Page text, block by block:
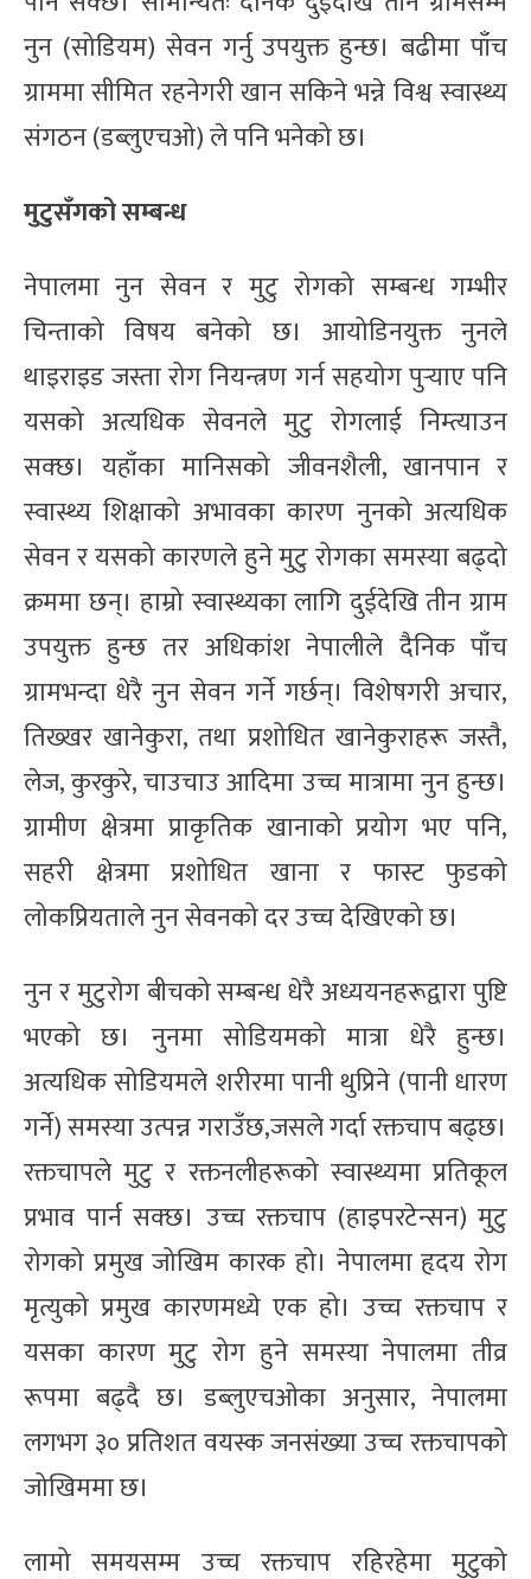
नुन (सोडियम) सेवन गर्नु उपयुक्त हुन्छ। बढीमा पाँच
ग्राममा सीमित रहनेगरी खान सकिने भन्ने विश्व स्वास्थ्य
संगठन (डब्लुएचओ) ले पनि भनेको छ।
मुटुसँगको सम्बन्ध
नेपालमा नुन सेवन र मुटु रोगको सम्बन्ध गम्भीर
चिन्ताको विषय बनेको छ। आयोडिनयुक्त नुनले
थाइराइड जस्ता रोग नियन्त्रण गर्न सहयोग पुर्‍याए पनि
यसको अत्यधिक सेवनले मुटु रोगलाई निम्त्याउन
सक्छ। यहाँका मानिसको जीवनशैली, खानपान र
स्वास्थ्य शिक्षाको अभावका कारण नुनको अत्यधिक
सेवन र यसको कारणले हुने मुटु रोगका समस्या बढ्दो
क्रममा छन्। हाम्रो स्वास्थ्यका लागि दुईदेखि तीन ग्राम
उपयुक्त हुन्छ तर अधिकांश नेपालीले दैनिक पाँच
ग्रामभन्दा धेरै नुन सेवन गर्ने गर्छन्। विशेषगरी अचार,
तिख्खर खानेकुरा, तथा प्रशोधित खानेकुराहरू जस्तै,
लेज, कुरकुरे, चाउचाउ आदिमा उच्च मात्रामा नुन हुन्छ।
ग्रामीण क्षेत्रमा प्राकृतिक खानाको प्रयोग भए पनि,
सहरी क्षेत्रमा प्रशोधित खाना र फास्ट फुडको
लोकप्रियताले नुन सेवनको दर उच्च देखिएको छ।
नुन र मुटुरोग बीचको सम्बन्ध धेरै अध्ययनहरूद्वारा पुष्टि
भएको छ। नुनमा सोडियमको मात्रा धेरै हुन्छ।
अत्यधिक सोडियमले शरीरमा पानी थुप्रिने (पानी धारण
गर्ने) समस्या उत्पन्न गराउँछ,जसले गर्दा रक्तचाप बढ्छ।
रक्तचापले मुटु र रक्तनलीहरूको स्वास्थ्यमा प्रतिकूल
प्रभाव पार्न सक्छ। उच्च रक्तचाप (हाइपरटेन्सन) मुटु
रोगको प्रमुख जोखिम कारक हो। नेपालमा हृदय रोग
मृत्युको प्रमुख कारणमध्ये एक हो। उच्च रक्तचाप र
यसका कारण मुटु रोग हुने समस्या नेपालमा तीव्र
रूपमा बढ्दै छ। डब्लुएचओका अनुसार, नेपालमा
लगभग ३० प्रतिशत वयस्क जनसंख्या उच्च रक्तचापको
जोखिममा छ।
लामो समयसम्म उच्च रक्तचाप रहिरहेमा मुटुको